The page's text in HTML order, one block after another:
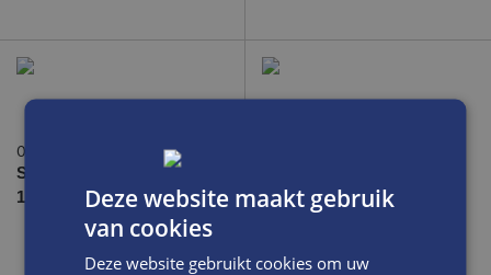
01921013
Saphir raam sticker
110x200 (dubbelzijdig)
Deze website maakt gebruik
van cookies
Deze website gebruikt cookies om uw